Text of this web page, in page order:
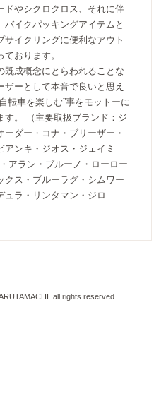
ドやシクロクロス、それに伴
バイクパッキングアイテムと
イクリングに便利なアウト
おります。
既成概念にとらわれることな
ザーとして本音で良いと思え
転車を楽しむ”事をモットーに
す。 （主要取扱ブランド：ジ
ダー・コナ・ブリーザー・
アンキ・ジオス・ジェイミ
アラン・ブルーノ・ローロー
クス・ブルーラグ・シムワー
ュラ・リンタマン・ジロ
all rights reserved.